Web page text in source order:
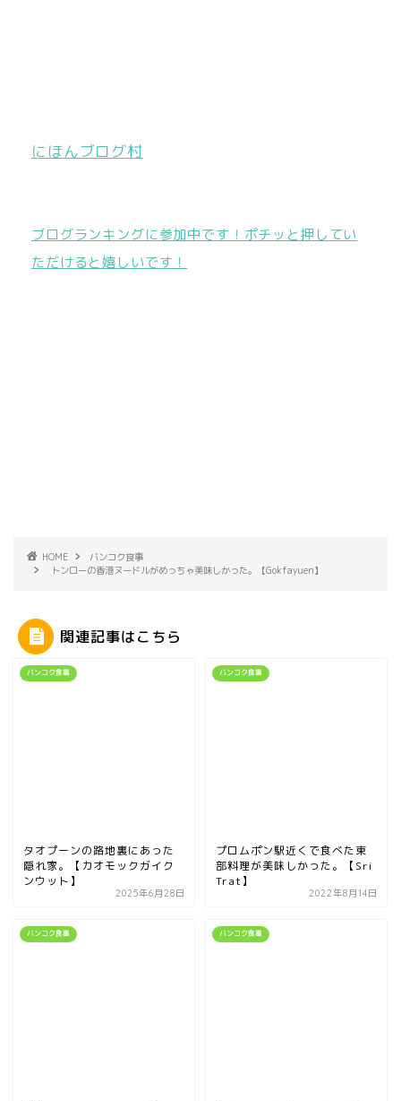
にほんブログ村
ブログランキングに参加中です！ポチッと押してい
ただけると嬉しいです！
HOME
バンコク食事
トンローの香港ヌードルがめっちゃ美味しかった。【Gokfayuen】
関連記事はこちら
バンコク食事
タオプーンの路地裏にあった
隠れ家。【カオモックガイク
ンウット】
2025年6月28日
バンコク食事
プロムポン駅近くで食べた東
部料理が美味しかった。【Sri
Trat】
2022年8月14日
バンコク食事 バンコク食事